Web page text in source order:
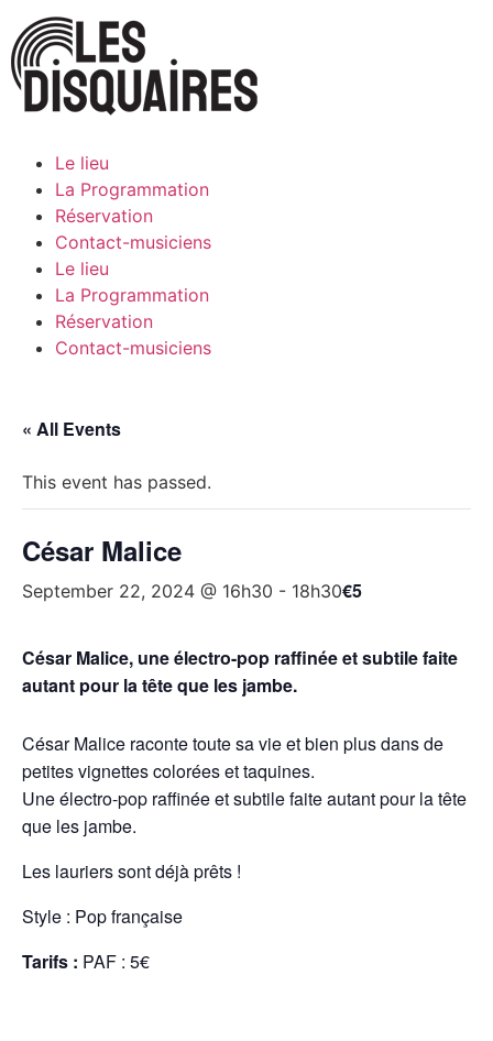
Le lieu
La Programmation
Réservation
Contact-musiciens
Le lieu
La Programmation
Réservation
Contact-musiciens
« All Events
This event has passed.
César Malice
September 22, 2024 @ 16h30 - 18h30€5
César Malice, une électro-pop raffinée et subtile faite
autant pour la tête que les jambe.
César Malice raconte toute sa vie et bien plus dans de
petites vignettes colorées et taquines.
Une électro-pop raffinée et subtile faite autant pour la tête
que les jambe.
Les lauriers sont déjà prêts !
Style : Pop française
Tarifs : PAF : 5€